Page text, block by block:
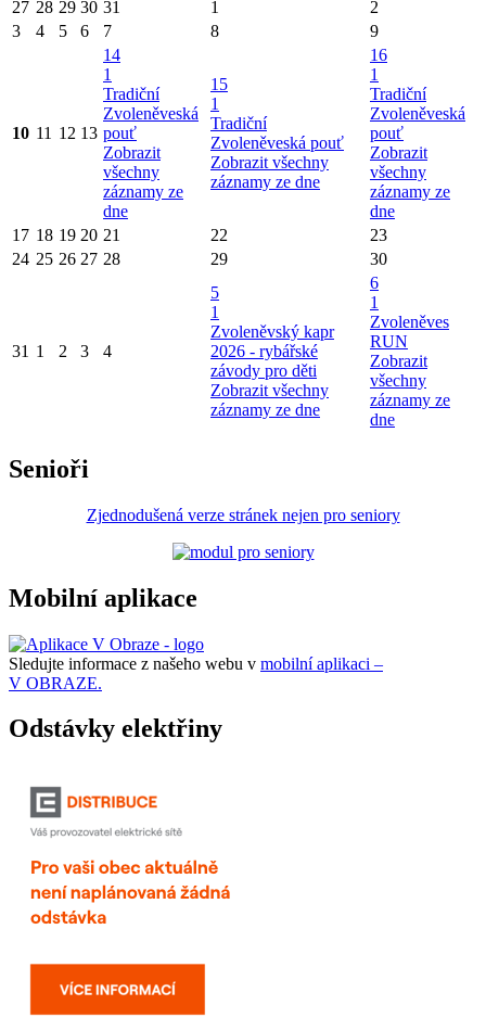
27 28 29 30 31 1
2
3
4 5 6 7 8 9
10 11 12 13
14
1
Tradiční
Zvoleněveská
pouť
Zobrazit
všechny
záznamy ze
dne
15
1
Tradiční
Zvoleněveská pouť
Zobrazit všechny
záznamy ze dne
16
1
Tradiční
Zvoleněveská
pouť
Zobrazit
všechny
záznamy ze
dne
17 18 19 20 21 22
23
24 25 26 27 28 29 30
31 1 2 3 4
5
1
Zvoleněvský kapr
2026 - rybářské
závody pro děti
Zobrazit všechny
záznamy ze dne
6
1
Zvoleněves
RUN
Zobrazit
všechny
záznamy ze
dne
Senioři
Zjednodušená verze stránek nejen pro seniory
Mobilní aplikace
Sledujte informace z našeho webu v mobilní aplikaci –
V OBRAZE.
Odstávky elektřiny